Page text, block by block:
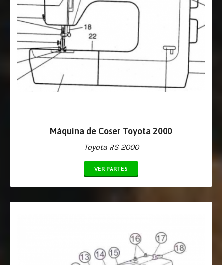
Máquina de Coser Toyota 2000
Toyota RS 2000
VER PARTES